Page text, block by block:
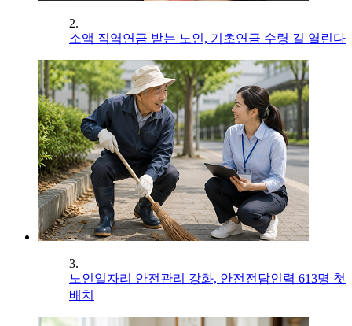
2.
소액 직역연금 받는 노인, 기초연금 수령 길 열린다
3.
노인일자리 안전관리 강화, 안전전담인력 613명 첫
배치